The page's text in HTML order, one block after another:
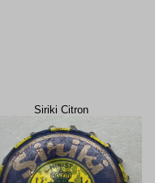
Siriki Citron